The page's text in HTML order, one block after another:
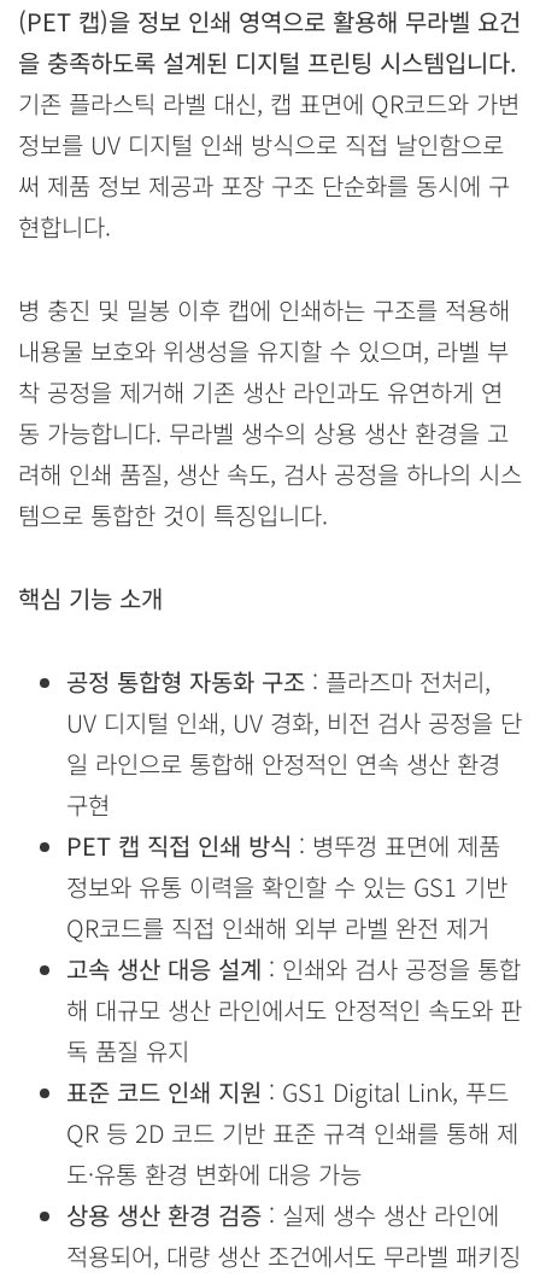
(PET 캡)을 정보 인쇄 영역으로 활용해 무라벨 요건
을 충족하도록 설계된 디지털 프린팅 시스템입니다.
기존 플라스틱 라벨 대신, 캡 표면에 QR코드와 가변
정보를 UV 디지털 인쇄 방식으로 직접 날인함으로
써 제품 정보 제공과 포장 구조 단순화를 동시에 구
현합니다.
병 충진 및 밀봉 이후 캡에 인쇄하는 구조를 적용해
내용물 보호와 위생성을 유지할 수 있으며, 라벨 부
착 공정을 제거해 기존 생산 라인과도 유연하게 연
동 가능합니다. 무라벨 생수의 상용 생산 환경을 고
려해 인쇄 품질, 생산 속도, 검사 공정을 하나의 시스
템으로 통합한 것이 특징입니다.
핵심 기능 소개
공정 통합형 자동화 구조 : 플라즈마 전처리,
UV 디지털 인쇄, UV 경화, 비전 검사 공정을 단
일 라인으로 통합해 안정적인 연속 생산 환경
구현
PET 캡 직접 인쇄 방식 : 병뚜껑 표면에 제품
정보와 유통 이력을 확인할 수 있는 GS1 기반
QR코드를 직접 인쇄해 외부 라벨 완전 제거
고속 생산 대응 설계 : 인쇄와 검사 공정을 통합
해 대규모 생산 라인에서도 안정적인 속도와 판
독 품질 유지
표준 코드 인쇄 지원 : GS1 Digital Link, 푸드
QR 등 2D 코드 기반 표준 규격 인쇄를 통해 제
도·유통 환경 변화에 대응 가능
상용 생산 환경 검증 : 실제 생수 생산 라인에
적용되어, 대량 생산 조건에서도 무라벨 패키징